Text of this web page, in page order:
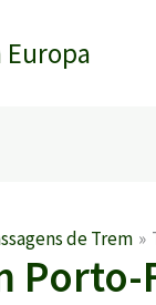
Europa
de Trem
Porto-